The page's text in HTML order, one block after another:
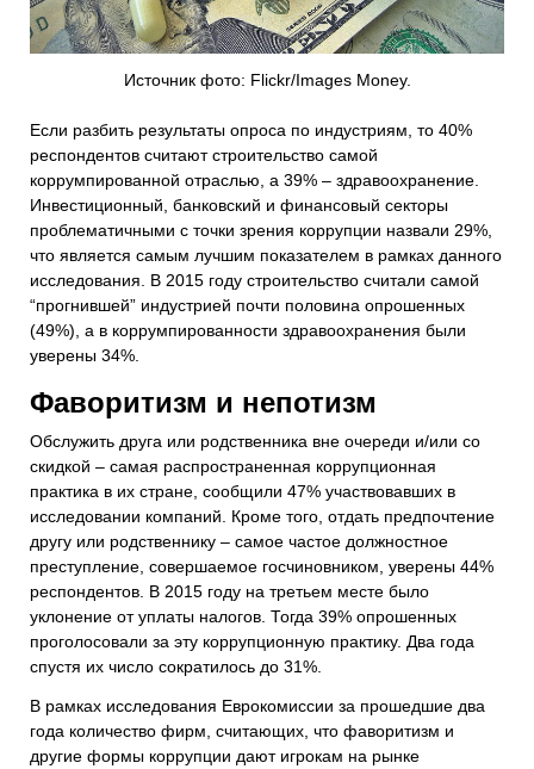
Источник фото: Flickr/Images Money.
Если разбить результаты опроса по индустриям, то 40%
респондентов считают строительство самой
коррумпированной отраслью, а 39% – здравоохранение.
Инвестиционный, банковский и финансовый секторы
проблематичными с точки зрения коррупции назвали 29%,
что является самым лучшим показателем в рамках данного
исследования. В 2015 году строительство считали самой
“прогнившей” индустрией почти половина опрошенных
(49%), а в коррумпированности здравоохранения были
уверены 34%.
Фаворитизм и непотизм
Обслужить друга или родственника вне очереди и/или со
скидкой – самая распространенная коррупционная
практика в их стране, сообщили 47% участвовавших в
исследовании компаний. Кроме того, отдать предпочтение
другу или родственнику – самое частое должностное
преступление, совершаемое госчиновником, уверены 44%
респондентов. В 2015 году на третьем месте было
уклонение от уплаты налогов. Тогда 39% опрошенных
проголосовали за эту коррупционную практику. Два года
спустя их число сократилось до 31%.
В рамках исследования Еврокомиссии за прошедшие два
года количество фирм, считающих, что фаворитизм и
другие формы коррупции дают игрокам на рынке